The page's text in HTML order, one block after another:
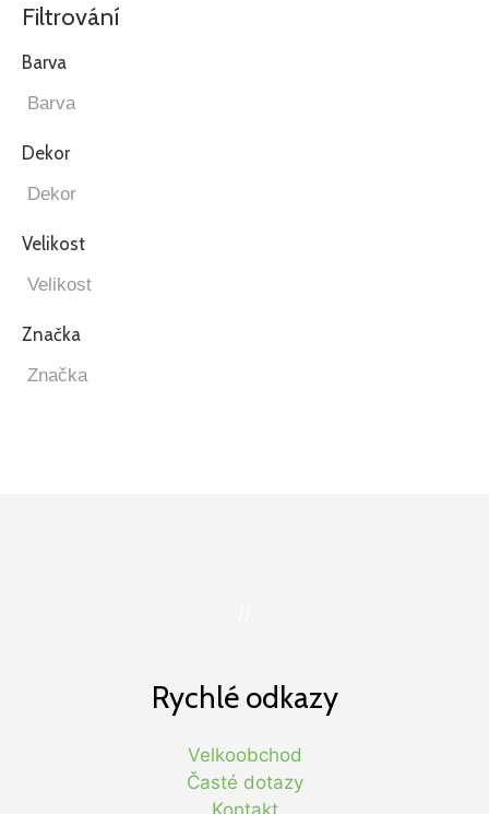
Filtrování
Barva
Dekor
Velikost
Značka
Rychlé odkazy
Velkoobchod
Časté dotazy
Kontakt